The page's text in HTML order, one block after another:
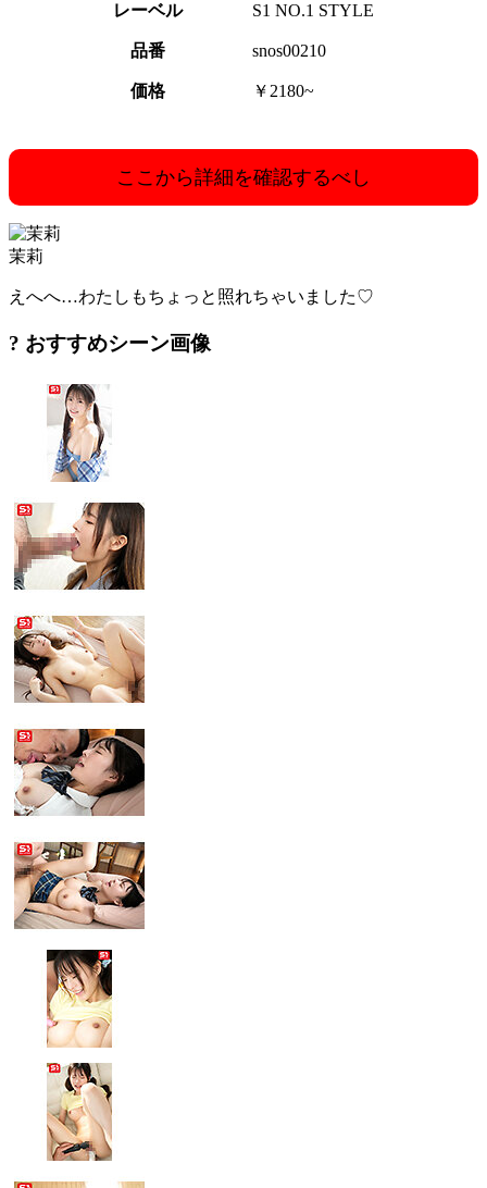
レーベル S1 NO.1 STYLE
品番 snos00210
価格 ￥2180~
ここから詳細を確認するべし
茉莉
えへへ…わたしもちょっと照れちゃいました♡
? おすすめシーン画像